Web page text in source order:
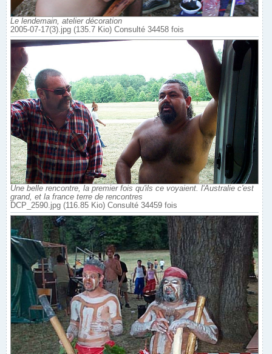
Le lendemain, atelier décoration
2005-07-17(3).jpg (135.7 Kio) Consulté 34458 fois
Une belle rencontre, la premier fois qu'ils ce voyaient. l'Australie c'est
grand, et la france terre de rencontres
DCP_2590.jpg (116.85 Kio) Consulté 34459 fois